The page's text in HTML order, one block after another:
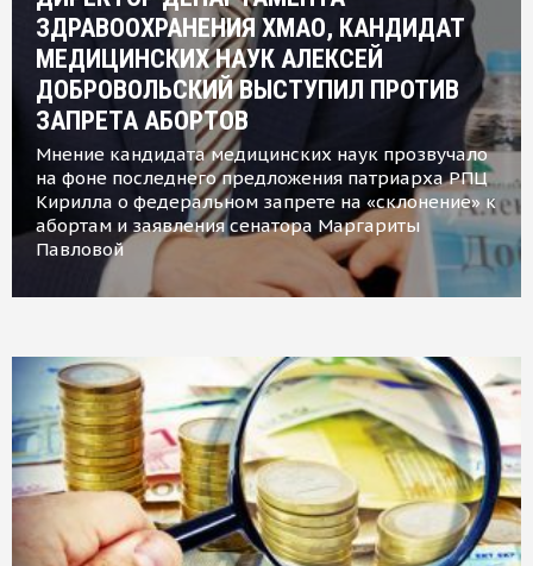
ЗДРАВООХРАНЕНИЯ ХМАО, КАНДИДАТ
МЕДИЦИНСКИХ НАУК АЛЕКСЕЙ
ДОБРОВОЛЬСКИЙ ВЫСТУПИЛ ПРОТИВ
ЗАПРЕТА АБОРТОВ
Мнение кандидата медицинских наук прозвучало
на фоне последнего предложения патриарха РПЦ
Кирилла о федеральном запрете на «склонение» к
абортам и заявления сенатора Маргариты
Павловой